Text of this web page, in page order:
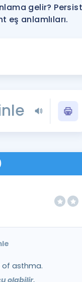
YDS ve YÖKDİL'e
Tüm ÖSYM
YDS - YÖKDİL
İngilizce Gramer
gelir?
eş anlamlıları.
of asthma.
olabilir.